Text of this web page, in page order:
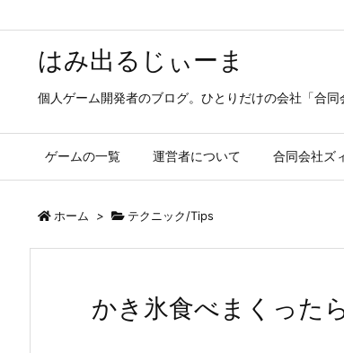
はみ出るじぃーま
個人ゲーム開発者のブログ。ひとりだけの会社「合同
ゲームの一覧 運営者について 合同会社ズ
ホーム > テクニック/Tips
かき氷食べまくった